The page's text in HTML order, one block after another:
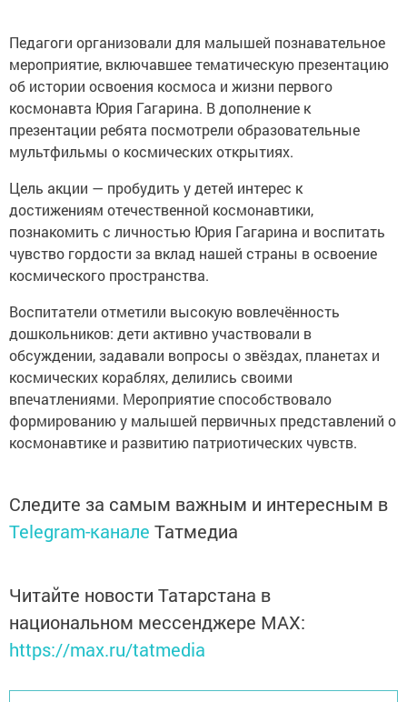
Педагоги организовали для малышей познавательное
мероприятие, включавшее тематическую презентацию
об истории освоения космоса и жизни первого
космонавта Юрия Гагарина. В дополнение к
презентации ребята посмотрели образовательные
мультфильмы о космических открытиях.
Цель акции — пробудить у детей интерес к
достижениям отечественной космонавтики,
познакомить с личностью Юрия Гагарина и воспитать
чувство гордости за вклад нашей страны в освоение
космического пространства.
Воспитатели отметили высокую вовлечённость
дошкольников: дети активно участвовали в
обсуждении, задавали вопросы о звёздах, планетах и
космических кораблях, делились своими
впечатлениями. Мероприятие способствовало
формированию у малышей первичных представлений о
космонавтике и развитию патриотических чувств.
Следите за самым важным и интересным в
Telegram-канале Татмедиа
Читайте новости Татарстана в
национальном мессенджере MАХ:
https://max.ru/tatmedia